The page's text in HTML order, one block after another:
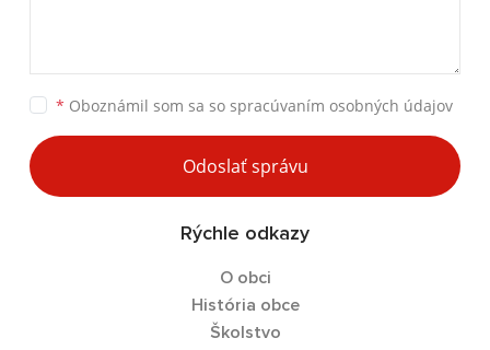
* Oboznámil som sa so spracúvaním osobných údajov
Odoslať správu
Rýchle odkazy
O obci
História obce
Školstvo